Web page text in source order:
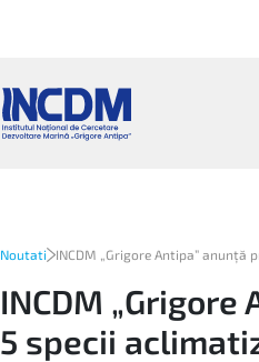
Noutati INCDM „Grigore Antipa”
INCDM
5 specii